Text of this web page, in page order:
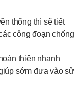
thống thì sẽ tiết
công đoạn chống
thiện nhanh
sớm đưa vào sử